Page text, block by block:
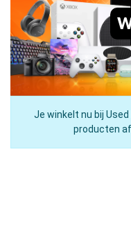
Je winkelt nu bij
producten